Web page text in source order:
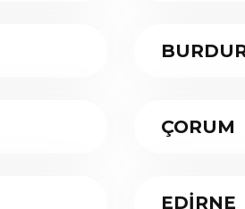
ÇORUM
EDİRNE